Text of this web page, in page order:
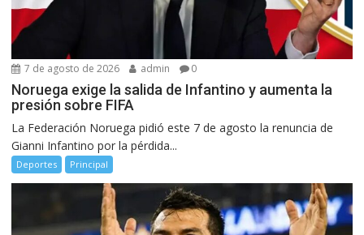
7 de agosto de 2026 admin 0
Noruega exige la salida de Infantino y aumenta la
presión sobre FIFA
La Federación Noruega pidió este 7 de agosto la renuncia de
Gianni Infantino por la pérdida...
Deportes Principal